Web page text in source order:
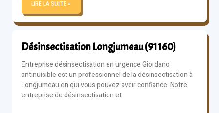
LIRE LA SUITE »
Désinsectisation Longjumeau (91160)
Entreprise désinsectisation en urgence Giordano
antinuisible est un professionnel de la désinsectisation à
Longjumeau en qui vous pouvez avoir confiance. Notre
entreprise de désinsectisation et